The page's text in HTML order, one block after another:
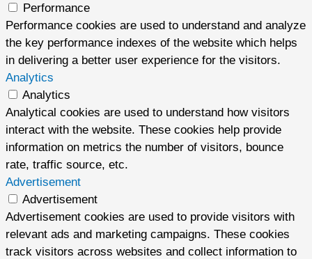
Performance
Performance cookies are used to understand and analyze
the key performance indexes of the website which helps
in delivering a better user experience for the visitors.
Analytics
Analytics
Analytical cookies are used to understand how visitors
interact with the website. These cookies help provide
information on metrics the number of visitors, bounce
rate, traffic source, etc.
Advertisement
Advertisement
Advertisement cookies are used to provide visitors with
relevant ads and marketing campaigns. These cookies
track visitors across websites and collect information to